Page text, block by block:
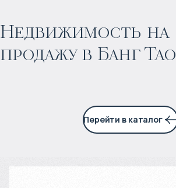
Недвижимость на
продажу в Банг Тао
Прогнозируемый доход:
6% годовых
Перейти в каталог